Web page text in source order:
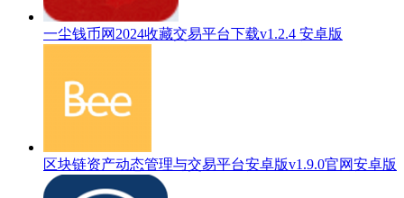
一尘钱币网2024收藏交易平台下载v1.2.4 安卓版
区块链资产动态管理与交易平台安卓版v1.9.0官网安卓版